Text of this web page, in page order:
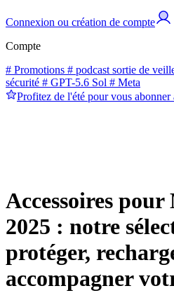
Connexion ou création de compte
Compte
# Promotions # podcast sortie de
sécurité # GPT-5.6 Sol # Meta
Profitez de l'été pour vous
Accessoires pour
2025 : notre
protéger,
accompagner